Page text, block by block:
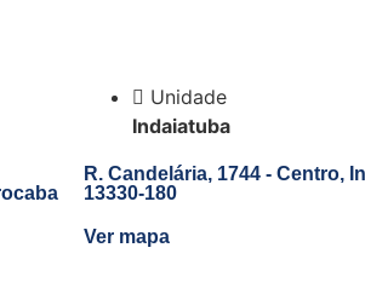
Unidade
Indaiatuba
R. Candelária, 1744 - Centro,
13330-180
Ver mapa